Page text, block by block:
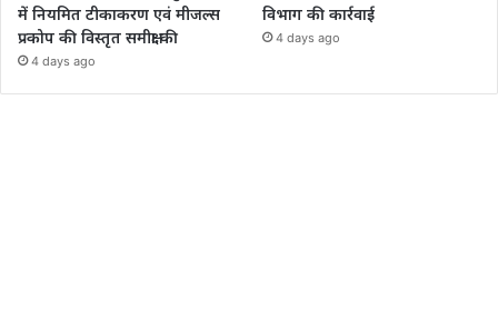
में नियमित टीकाकरण एवं मीजल्स
प्रकोप की विस्तृत समीक्षा की
4 days ago
विभाग की कार्रवाई
4 days ago